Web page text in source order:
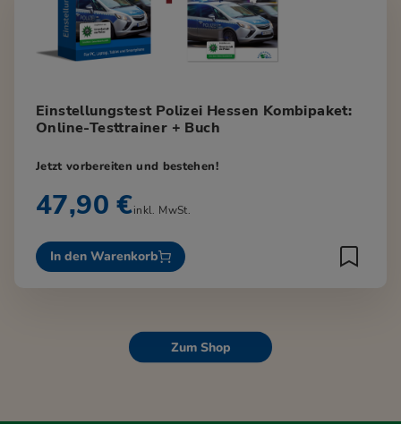
Einstellungstest Polizei Hessen Kombipaket:
Online-Testtrainer + Buch
Jetzt vorbereiten und bestehen!
47,90 €inkl. MwSt.
In den Warenkorb
Zum Shop